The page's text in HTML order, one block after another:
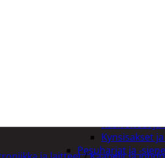
Käsivoiteet ja
Kynsisakset
Pesuharjat ja -